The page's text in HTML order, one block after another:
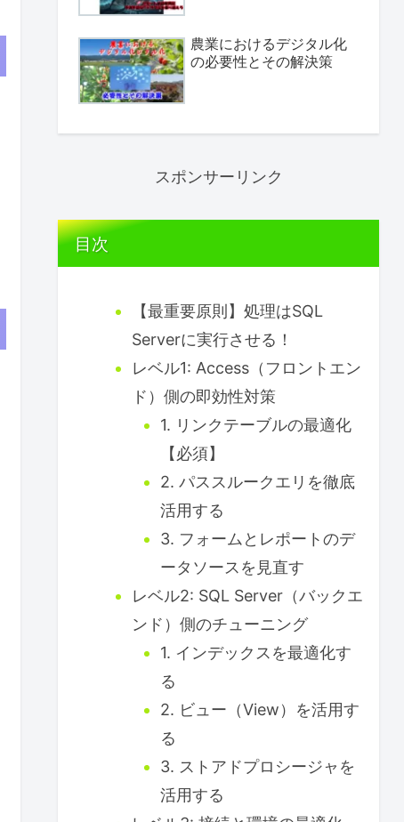
農業におけるデジタル化
の必要性とその解決策
スポンサーリンク
目次
【最重要原則】処理はSQL
Serverに実行させる！
レベル1: Access（フロントエン
ド）側の即効性対策
1. リンクテーブルの最適化
【必須】
2. パススルークエリを徹底
活用する
3. フォームとレポートのデ
ータソースを見直す
レベル2: SQL Server（バックエ
ンド）側のチューニング
1. インデックスを最適化す
る
2. ビュー（View）を活用す
る
3. ストアドプロシージャを
活用する